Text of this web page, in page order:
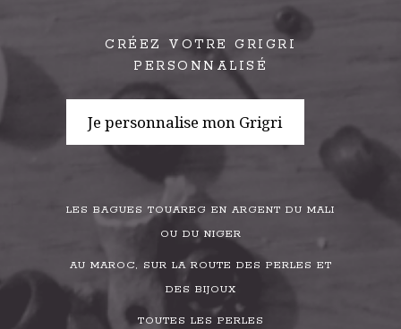
CRÉEZ VOTRE GRIGRI
PERSONNALISÉ
Je personnalise mon Grigri
LES BAGUES TOUAREG EN ARGENT DU MALI
OU DU NIGER
AU MAROC, SUR LA ROUTE DES PERLES ET
DES BIJOUX
TOUTES LES PERLES